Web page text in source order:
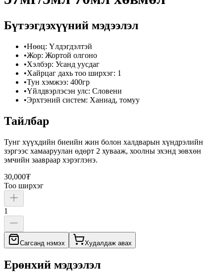
Бүтээгдэхүүний мэдээлэл
•Нөөц: Үлдэгдэлтэй
•Жор: Жортой олгоно
•Хэлбэр: Усанд уусдаг
•Хайрцаг дахь тоо ширхэг: 1
•Тун хэмжээ: 400гр
•Үйлдвэрлэсэн улс: Словени
•Эрхтэний систем: Ханиад, томуу
Тайлбар
Тунг хүүхдийн биеийн жин болон халдварын хүндрэлийн
зэргээс хамааруулан өдөрт 2 хувааж, хоолны эхэнд зөвхөн
эмчийн заавраар хэрэглэнэ.
30,000₮
Тоо ширхэг
1
Сагсанд нэмэх Худалдаж авах
Ерөнхий мэдээлэл